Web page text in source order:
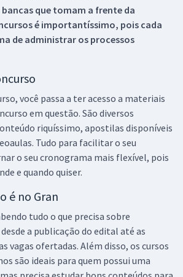
que tomam a frente da
é importantíssimo, pois cada
de administrar os processos
você passa a ter acesso a materiais
em questão. São diversos
riquíssimo, apostilas disponíveis
Tudo para facilitar o seu
o seu cronograma mais flexível, pois
e quando quiser.
é no Gran
tudo o que precisa sobre
a publicação do edital até as
vagas ofertadas. Além disso, os cursos
são ideais para quem possui uma